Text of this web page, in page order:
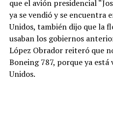
que el avión presidencial
ya se vendió y se encuentra
Unidos, también dijo que la
usaban los gobiernos
López Obrador reiteró que
Boneing 787, porque ya está
Unidos.